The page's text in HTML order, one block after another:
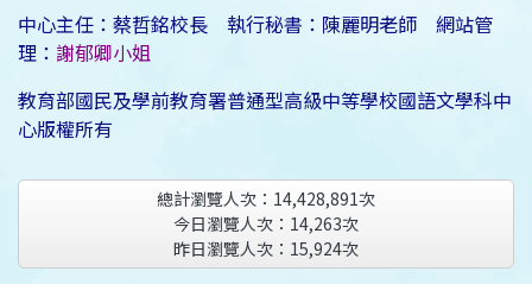
中心主任：蔡哲銘校長 執行秘書：陳麗明老師 網站管
理： 謝郁卿小姐
教育部國民及學前教育署普通型高級中等學校國語文學科中
心版權所有
總計瀏覽人次： 14,428,891次
今日瀏覽人次： 14,263次
昨日瀏覽人次： 15,924次